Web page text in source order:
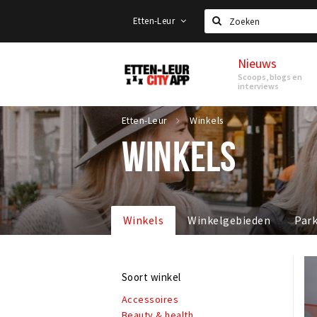
Etten-Leur
Zoeken
Etten-
Leur
Nieuws
Scoops, blogs en
interviews
Etten-Leur Winkels
WINKELS
Winkels Winkelgebieden
Soort winkel
Accessoires